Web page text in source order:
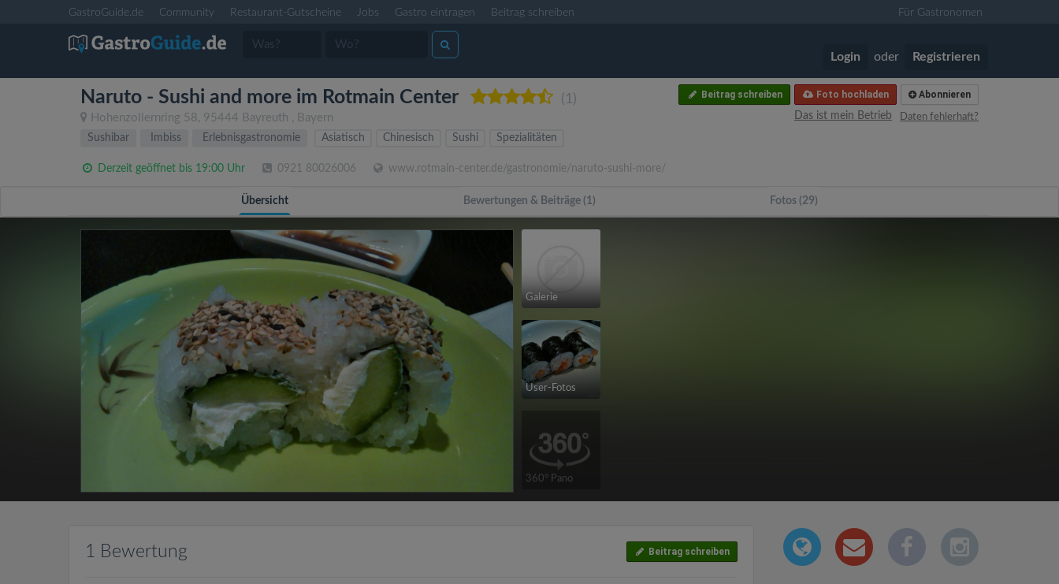
GastroGuide.de Community Restaurant-Gutscheine Jobs Gastro eintragen Beitrag schreiben Für Gastronomen
Login oder Registrieren
Naruto - Sushi and more im Rotmain Center (1)
Hohenzollernring 58, 95444 Bayreuth , Bayern
Abonnieren
Foto hochladen
Beitrag schreiben
Daten fehlerhaft?
Das ist mein Betrieb
Sushibar
Imbiss Erlebnisgastronomie Asiatisch Chinesisch Sushi Spezialitäten
Derzeit geöffnet bis 19:00 Uhr 0921 80026006 www.rotmain-center.de/gastronomie/naruto-sushi-more/
Übersicht Bewertungen & Beiträge (1) Fotos (29)
Galerie
User-Fotos
360° Pano
1 Bewertung Beitrag schreiben